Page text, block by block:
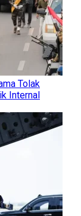
Tolak
Internal